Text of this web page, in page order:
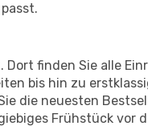
finden Sie alle
bis hin zu
die neuesten
Frühstück vor